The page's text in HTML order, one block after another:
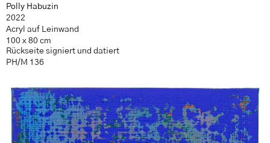
Polly Habuzin
2022
Acryl auf Leinwand
100 x 80 cm
Rückseite signiert und datiert
PH/M 136